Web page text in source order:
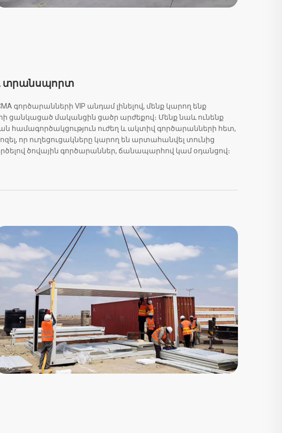
տրանսպորտ
գործարանների VIP անդամ լինելով, մենք կարող ենք
ցանկացած մականցին ցածր արժեքով։ Մենք նաև ունենք
համագործակցություն ուժեղ և ակտիվ գործարանների հետ,
որ ուղեցուցակները կարող են արտահանվել տունից
ծովային գործարաններ, ճանապարհով կամ օդանցով։